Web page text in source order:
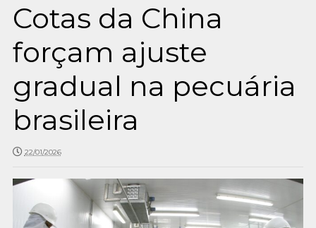
Cotas da China
forçam ajuste
gradual na pecuária
brasileira
22/01/2026